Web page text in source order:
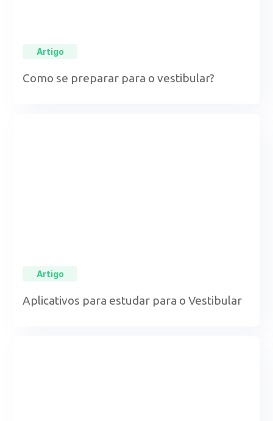
Artigo
Como se preparar para o vestibular?
Artigo
Aplicativos para estudar para o Vestibular